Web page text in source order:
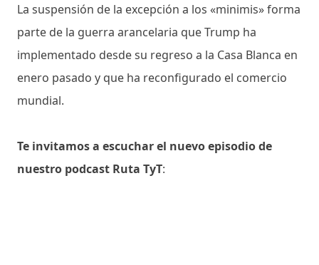
La suspensión de la excepción a los «minimis» forma
parte de la guerra arancelaria que Trump ha
implementado desde su regreso a la Casa Blanca en
enero pasado y que ha reconfigurado el comercio
mundial.
Te invitamos a escuchar el nuevo episodio de
nuestro podcast Ruta TyT: